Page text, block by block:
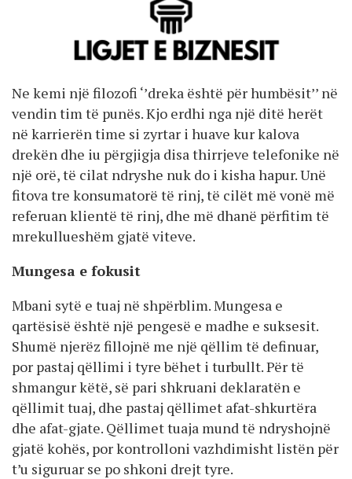
Ne kemi një filozofi ‘’dreka është për humbësit’’ në
vendin tim të punës. Kjo erdhi nga një ditë herët
në karrierën time si zyrtar i huave kur kalova
drekën dhe iu përgjigja disa thirrjeve telefonike në
një orë, të cilat ndryshe nuk do i kisha hapur. Unë
fitova tre konsumatorë të rinj, të cilët më vonë më
referuan klientë të rinj, dhe më dhanë përfitim të
mrekullueshëm gjatë viteve.
Mungesa e fokusit
Mbani sytë e tuaj në shpërblim. Mungesa e
qartësisë është një pengesë e madhe e suksesit.
Shumë njerëz fillojnë me një qëllim të definuar,
por pastaj qëllimi i tyre bëhet i turbullt. Për të
shmangur këtë, së pari shkruani deklaratën e
qëllimit tuaj, dhe pastaj qëllimet afat-shkurtëra
dhe afat-gjate. Qëllimet tuaja mund të ndryshojnë
gjatë kohës, por kontrolloni vazhdimisht listën për
t’u siguruar se po shkoni drejt tyre.